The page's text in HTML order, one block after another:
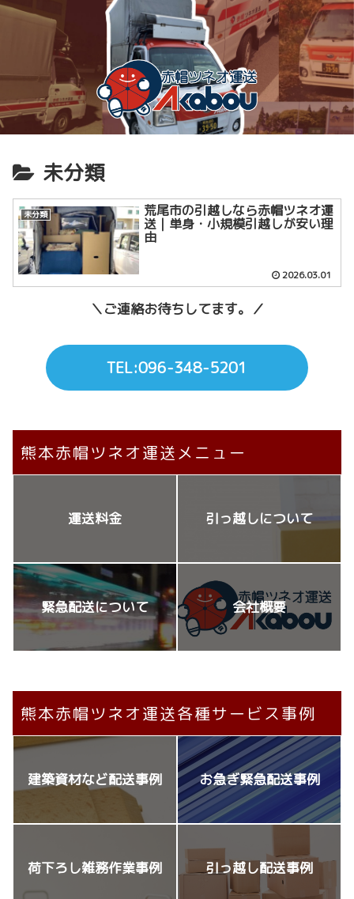
未分類
未分類 荒尾市の引越しなら赤帽ツネオ運
送｜単身・小規模引越しが安い理
由
2026.03.01
＼ご連絡お待ちしてます。／
TEL:096-348-5201
熊本赤帽ツネオ運送メニュー
運送料金 引っ越しについて
緊急配送について 会社概要
熊本赤帽ツネオ運送各種サービス事例
お急ぎ緊急配送事例
建築資材など配送事例
引っ越し配送事例
荷下ろし雑務作業事例